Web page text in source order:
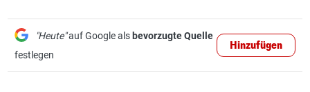
"Heute"auf Google als bevorzugte Quelle
festlegen
Hinzufügen